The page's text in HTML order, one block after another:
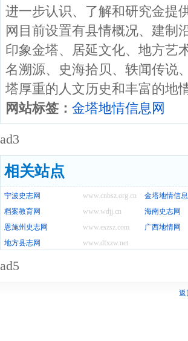
进一步认识、了解和研究金提
网目前设置有县情概况、建制
印象金塔、居延文化、地方艺
名溯源、史海拾贝、轶闻传说
塔厚重的人文历史和丰富的地
网站标签： 金塔地情信息网
ad3
相关站点
www.cnbsz.org.cn
宁波史志网
金塔地情信
www.wdjj.cn
档案教育网
海南史志网
www.eszsz.com
恩施州史志网
广西地情网
www.dfxzw.net
地方县志网
ad5
返